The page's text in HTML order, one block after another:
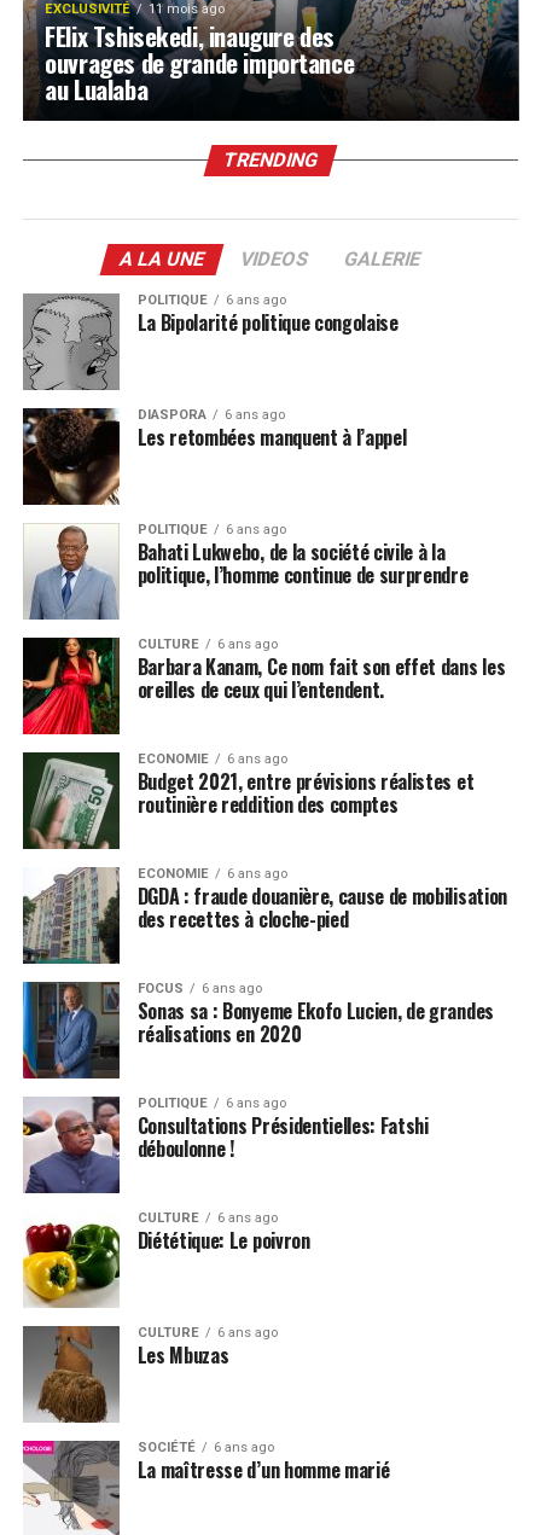
EXCLUSIVITÉ 11 mois ago
FElix Tshisekedi, inaugure des
ouvrages de grande importance
au Lualaba
TRENDING
A LA UNE VIDEOS GALERIE
POLITIQUE 6 ans ago
La Bipolarité politique congolaise
DIASPORA 6 ans ago
Les retombées manquent à l’appel
POLITIQUE 6 ans ago
Bahati Lukwebo, de la société civile à la
politique, l’homme continue de surprendre
CULTURE 6 ans ago
Barbara Kanam, Ce nom fait son effet dans les
oreilles de ceux qui l’entendent.
ECONOMIE 6 ans ago
Budget 2021, entre prévisions réalistes et
routinière reddition des comptes
ECONOMIE 6 ans ago
DGDA : fraude douanière, cause de mobilisation
des recettes à cloche-pied
FOCUS 6 ans ago
Sonas sa : Bonyeme Ekofo Lucien, de grandes
réalisations en 2020
POLITIQUE 6 ans ago
Consultations Présidentielles: Fatshi
déboulonne !
CULTURE 6 ans ago
Diététique: Le poivron
CULTURE 6 ans ago
Les Mbuzas
SOCIÉTÉ 6 ans ago
La maîtresse d’un homme marié